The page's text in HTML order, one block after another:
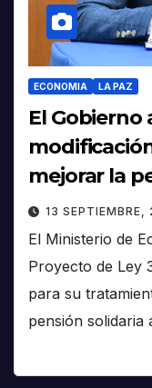
ECONOMIA LA PAZ
El Gobierno
mejorar la
13 SEPTIEMBRE,
El Ministerio de
Proyecto de Ley
para su
pensión solidaria